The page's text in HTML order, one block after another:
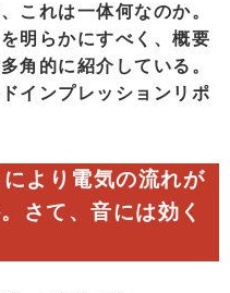
これは一体何なのか。
明らかにすべく、概要
角的に紹介している。
インプレッションリポ
より電気の流れが
さて、音には効く